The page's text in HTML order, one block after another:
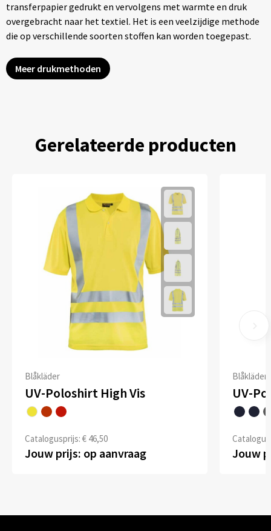
transferpapier gedrukt en vervolgens met warmte en druk
overgebracht naar het textiel. Het is een veelzijdige methode
die op verschillende soorten stoffen kan worden toegepast.
Meer drukmethoden
Gerelateerde producten
Blåkläder
UV-Poloshirt High Vis
Catalogusprijs: € 46,50
Jouw prijs: op aanvraag
Blåkläder
UV-
Jouw